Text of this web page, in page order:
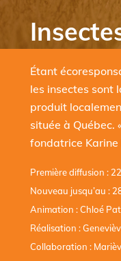
Étant
les insectes sont
produit
située à Québec.
fondatrice Karine
Première diffusion :
Nouveau jusqu’au :
Animation : Chloé
Réalisation :
Collaboration :